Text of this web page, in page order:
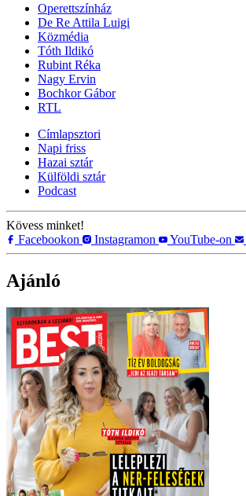
Operettszínház
De Re Attila Luigi
Közmédia
Tóth Ildikó
Rubint Réka
Nagy Ervin
Bochkor Gábor
RTL
Címlapsztori
Napi friss
Hazai sztár
Külföldi sztár
Podcast
Kövess minket!
Facebookon
Instagramon YouTube-on
Ajánló